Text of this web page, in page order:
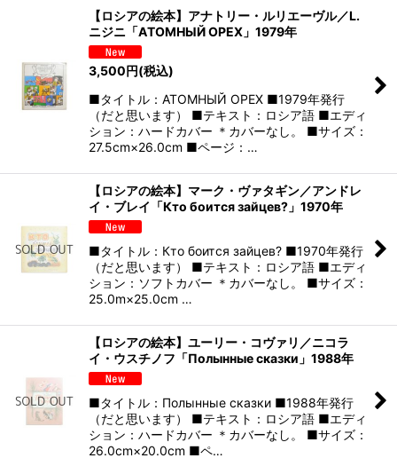
【ロシアの絵本】アナトリー・ルリエーヴル／L.
ニジニ「АТОМНЫЙ ОРЕХ」1979年
3,500円(税込)
■タイトル：АТОМНЫЙ ОРЕХ ■1979年発行
（だと思います） ■テキスト：ロシア語 ■エディ
ション：ハードカバー ＊カバーなし。 ■サイズ：
27.5cm×26.0cm ■ページ：…
【ロシアの絵本】マーク・ヴァタギン／アンドレ
イ・ブレイ「Кто боится зайцев?」1970年
■タイトル：Кто боится зайцев? ■1970年発行
（だと思います） ■テキスト：ロシア語 ■エディ
ション：ソフトカバー ＊カバーなし。 ■サイズ：
25.0m×25.0cm …
【ロシアの絵本】ユーリー・コヴァリ／ニコラ
イ・ウスチノフ「Полынные сказки」1988年
■タイトル：Полынные сказки ■1988年発行
（だと思います） ■テキスト：ロシア語 ■エディ
ション：ハードカバー ＊カバーなし。 ■サイズ：
26.0cm×20.0cm ■ペ…